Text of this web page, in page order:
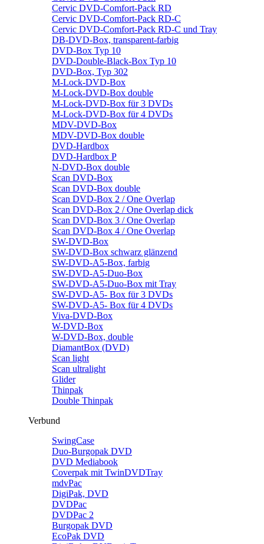
Cervic DVD-Comfort-Pack RD
Cervic DVD-Comfort-Pack RD-C
Cervic DVD-Comfort-Pack RD-C und Tray
DB-DVD-Box, transparent-farbig
DVD-Box Typ 10
DVD-Double-Black-Box Typ 10
DVD-Box, Typ 302
M-Lock-DVD-Box
M-Lock-DVD-Box double
M-Lock-DVD-Box für 3 DVDs
M-Lock-DVD-Box für 4 DVDs
MDV-DVD-Box
MDV-DVD-Box double
DVD-Hardbox
DVD-Hardbox P
N-DVD-Box double
Scan DVD-Box
Scan DVD-Box double
Scan DVD-Box 2 / One Overlap
Scan DVD-Box 2 / One Overlap dick
Scan DVD-Box 3 / One Overlap
Scan DVD-Box 4 / One Overlap
SW-DVD-Box
SW-DVD-Box schwarz glänzend
SW-DVD-A5-Box, farbig
SW-DVD-A5-Duo-Box
SW-DVD-A5-Duo-Box mit Tray
SW-DVD-A5- Box für 3 DVDs
SW-DVD-A5- Box für 4 DVDs
Viva-DVD-Box
W-DVD-Box
W-DVD-Box, double
DiamantBox (DVD)
Scan light
Scan ultralight
Glider
Thinpak
Double Thinpak
Verbund
SwingCase
Duo-Burgopak DVD
DVD Mediabook
Coverpak mit TwinDVDTray
mdvPac
DigiPak, DVD
DVDPac
DVDPac 2
Burgopak DVD
EcoPak DVD